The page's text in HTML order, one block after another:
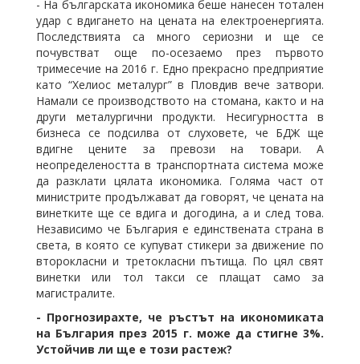
- На българската икономика беше нанесен тотален
удар с вдигането на цената на електроенергията.
Последствията са много сериозни и ще се
почувстват още по-осезаемо през първото
тримесечие на 2016 г. Едно прекрасно предприятие
като “Хелиос металург” в Пловдив вече затвори.
Намали се производството на стомана, както и на
други металургични продукти. Несигурността в
бизнеса се подсилва от слуховете, че БДЖ ще
вдигне цените за превози на товари. А
неопределеността в транспортната система може
да разклати цялата икономика. Голяма част от
министрите продължават да говорят, че цената на
винетките ще се вдига и догодина, а и след това.
Независимо че България е единствената страна в
света, в която се купуват стикери за движение по
второкласни и третокласни пътища. По цял свят
винетки или тол такси се плащат само за
магистралите.
- Прогнозирахте, че ръстът на икономиката
на България през 2015 г. може да стигне 3%.
Устойчив ли ще е този растеж?